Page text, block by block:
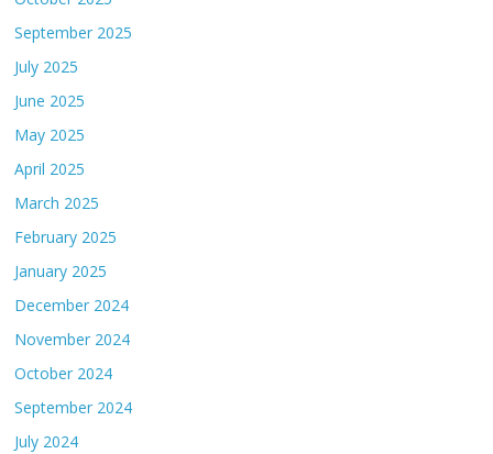
September 2025
July 2025
June 2025
May 2025
April 2025
March 2025
February 2025
January 2025
December 2024
November 2024
October 2024
September 2024
July 2024